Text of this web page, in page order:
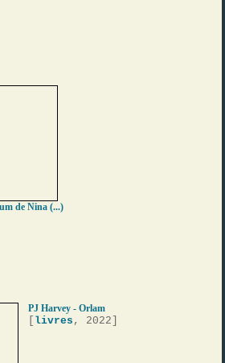
de Nina (...)
PJ Harvey - Orlam
livres , 2022]